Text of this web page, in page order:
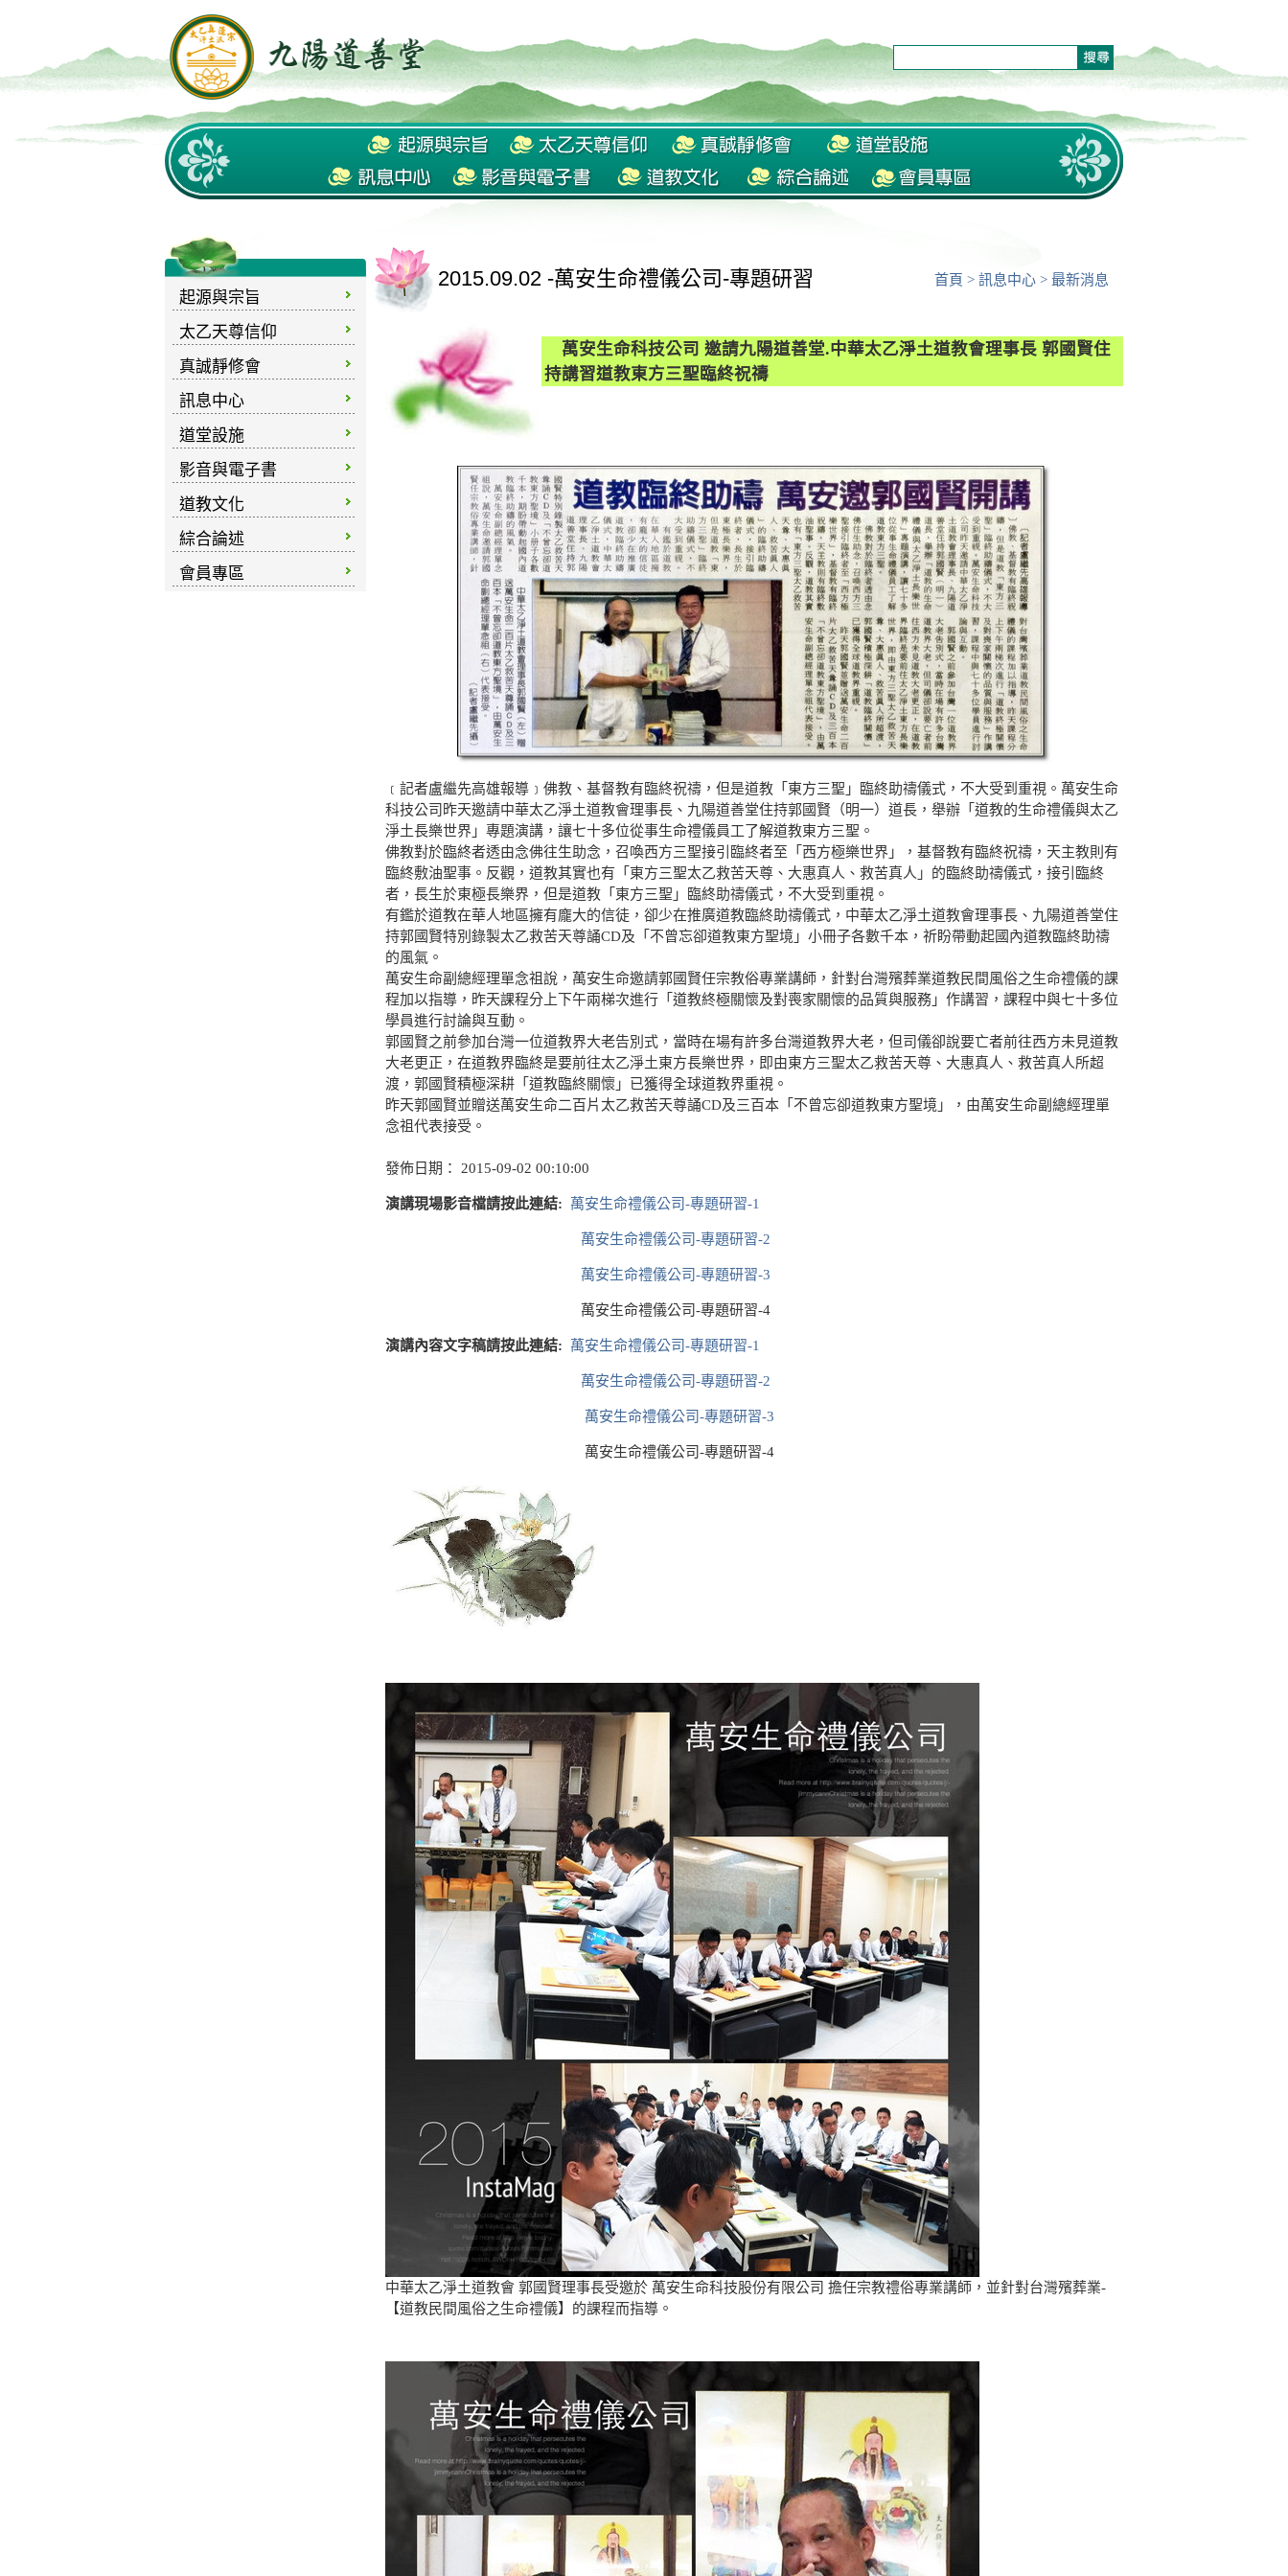
起源與宗旨
太乙天尊信仰
真誠靜修會
訊息中心
道堂設施
影音與電子書
道教文化
綜合論述
會員專區
2015.09.02 -萬安生命禮儀公司-專題研習 首頁 > 訊息中心 > 最新消息
萬安生命科技公司 邀請九陽道善堂.中華太乙淨土道教會理事長 郭國賢住
持講習道教東方三聖臨終祝禱
﹝記者盧繼先高雄報導﹞佛教、基督教有臨終祝禱，但是道教「東方三聖」臨終助禱儀式，不大受到重視。萬安生命
科技公司昨天邀請中華太乙淨土道教會理事長、九陽道善堂住持郭國賢（明一）道長，舉辦「道教的生命禮儀與太乙
淨土長樂世界」專題演講，讓七十多位從事生命禮儀員工了解道教東方三聖。
佛教對於臨終者透由念佛往生助念，召喚西方三聖接引臨終者至「西方極樂世界」，基督教有臨終祝禱，天主教則有
臨終敷油聖事。反觀，道教其實也有「東方三聖太乙救苦天尊、大惠真人、救苦真人」的臨終助禱儀式，接引臨終
者，長生於東極長樂界，但是道教「東方三聖」臨終助禱儀式，不大受到重視。
有鑑於道教在華人地區擁有龐大的信徒，卻少在推廣道教臨終助禱儀式，中華太乙淨土道教會理事長、九陽道善堂住
持郭國賢特別錄製太乙救苦天尊誦CD及「不曾忘卻道教東方聖境」小冊子各數千本，祈盼帶動起國內道教臨終助禱
的風氣。
萬安生命副總經理單念祖說，萬安生命邀請郭國賢任宗教俗專業講師，針對台灣殯葬業道教民間風俗之生命禮儀的課
程加以指導，昨天課程分上下午兩梯次進行「道教終極關懷及對喪家關懷的品質與服務」作講習，課程中與七十多位
學員進行討論與互動。
郭國賢之前參加台灣一位道教界大老告別式，當時在場有許多台灣道教界大老，但司儀卻說要亡者前往西方未見道教
大老更正，在道教界臨終是要前往太乙淨土東方長樂世界，即由東方三聖太乙救苦天尊、大惠真人、救苦真人所超
渡，郭國賢積極深耕「道教臨終關懷」已獲得全球道教界重視。
昨天郭國賢並贈送萬安生命二百片太乙救苦天尊誦CD及三百本「不曾忘卻道教東方聖境」，由萬安生命副總經理單
念祖代表接受。
發佈日期： 2015-09-02 00:10:00
演講現場影音檔請按此連結: 萬安生命禮儀公司-專題研習-1
萬安生命禮儀公司-專題研習-2
萬安生命禮儀公司-專題研習-3
萬安生命禮儀公司-專題研習-4
演講內容文字稿請按此連結: 萬安生命禮儀公司-專題研習-1
萬安生命禮儀公司-專題研習-2
萬安生命禮儀公司-專題研習-3
萬安生命禮儀公司-專題研習-4
中華太乙淨土道教會 郭國賢理事長受邀於 萬安生命科技股份有限公司 擔任宗教禮俗專業講師，並針對台灣殯葬業-
【道教民間風俗之生命禮儀】的課程而指導。